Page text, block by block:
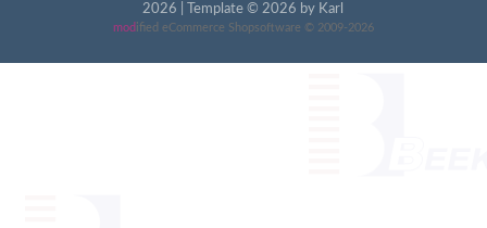
2026 | Template © 2026 by Karl
mod ified eCommerce Shopsoftware © 2009-2026